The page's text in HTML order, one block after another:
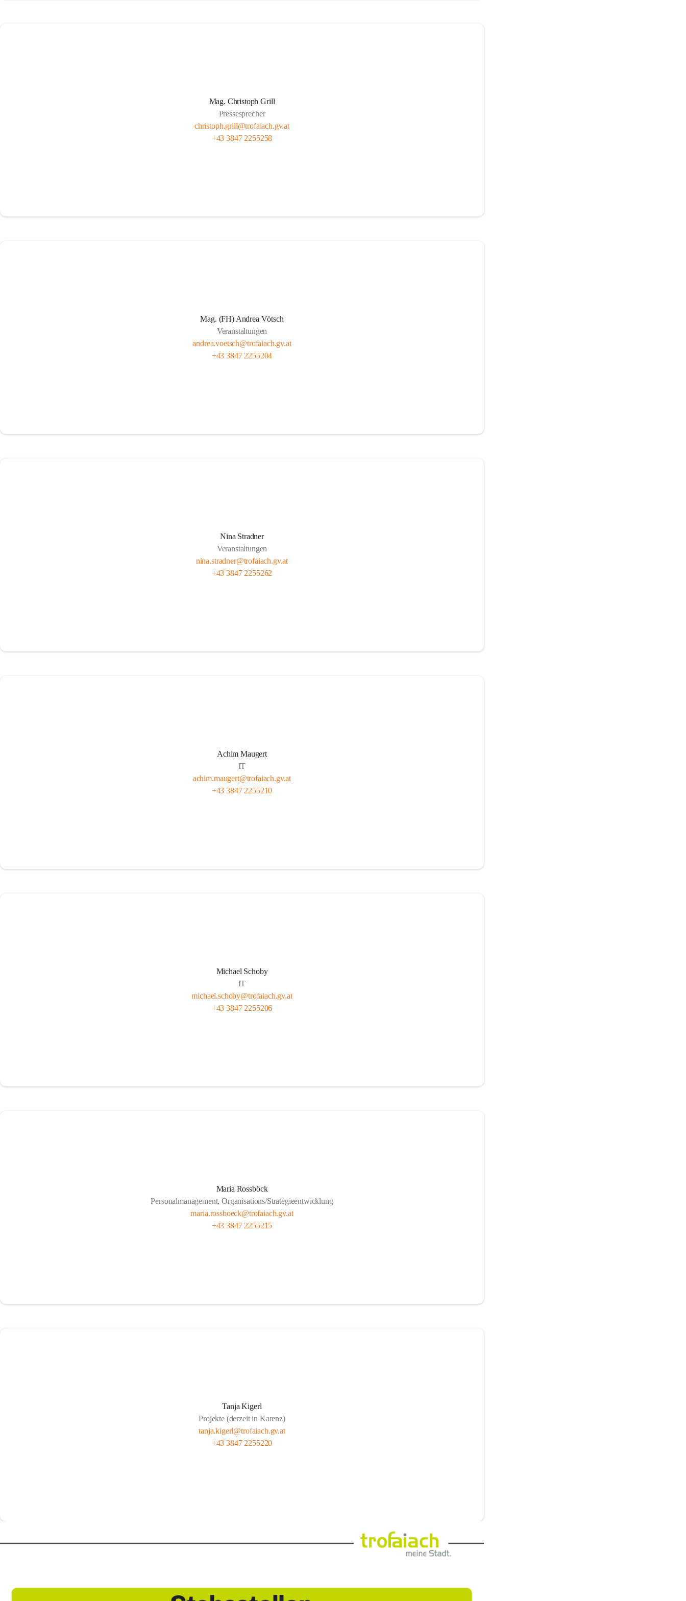
Mag. Christoph Grill
Pressesprecher
christoph.grill@trofaiach.gv.at
+43 3847 2255258
Mag. (FH) Andrea Vötsch
Veranstaltungen
andrea.voetsch@trofaiach.gv.at
+43 3847 2255204
Nina Stradner
Veranstaltungen
nina.stradner@trofaiach.gv.at
+43 3847 2255262
Achim Maugert
IT
achim.maugert@trofaiach.gv.at
+43 3847 2255210
Michael Schoby
IT
michael.schoby@trofaiach.gv.at
+43 3847 2255206
Maria Rossböck
Personalmanagement, Organisations/Strategieentwicklung
maria.rossboeck@trofaiach.gv.at
+43 3847 2255215
Tanja Kigerl
Projekte (derzeit in Karenz)
tanja.kigerl@trofaiach.gv.at
+43 3847 2255220